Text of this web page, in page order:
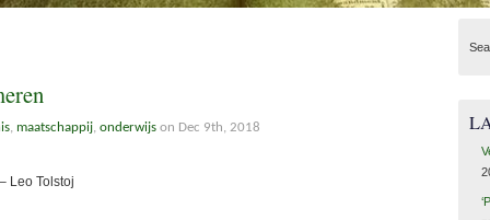
maatschappij onderwijs on Dec 9th, 2018
Leo Tolstoj